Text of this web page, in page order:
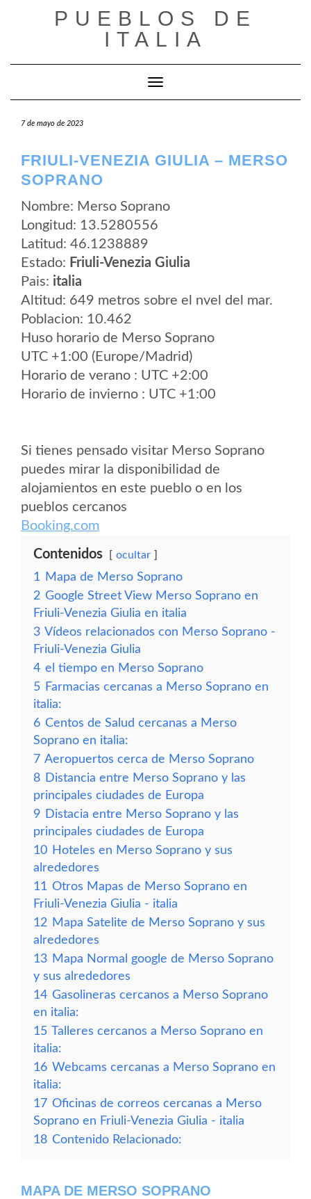
PUEBLOS DE
ITALIA
Cambiar modo de navegación
7 de mayo de 2023
FRIULI-VENEZIA GIULIA – MERSO
SOPRANO
Nombre: Merso Soprano
Longitud: 13.5280556
Latitud: 46.1238889
Estado: Friuli-Venezia Giulia
Pais: italia
Altitud: 649 metros sobre el nvel del mar.
Poblacion: 10.462
Huso horario de Merso Soprano
UTC +1:00 (Europe/Madrid)
Horario de verano : UTC +2:00
Horario de invierno : UTC +1:00
Si tienes pensado visitar Merso Soprano
puedes mirar la disponibilidad de
alojamientos en este pueblo o en los
pueblos cercanos
Booking.com
Contenidos ocultar
1
Mapa de Merso Soprano
2 Google Street View Merso Soprano en
Friuli-Venezia Giulia en italia
3 Vídeos relacionados con Merso Soprano -
Friuli-Venezia Giulia
4 el tiempo en Merso Soprano
5 Farmacias cercanas a Merso Soprano en
italia:
6 Centos de Salud cercanas a Merso
Soprano en italia:
7 Aeropuertos cerca de Merso Soprano
8 Distancia entre Merso Soprano y las
principales ciudades de Europa
9 Distacia entre Merso Soprano y las
principales ciudades de Europa
10 Hoteles en Merso Soprano y sus
alrededores
11 Otros Mapas de Merso Soprano en
Friuli-Venezia Giulia - italia
12 Mapa Satelite de Merso Soprano y sus
alrededores
13 Mapa Normal google de Merso Soprano
y sus alrededores
14 Gasolineras cercanos a Merso Soprano
en italia:
15 Talleres cercanos a Merso Soprano en
italia:
16 Webcams cercanas a Merso Soprano en
italia:
17 Oficinas de correos cercanas a Merso
Soprano en Friuli-Venezia Giulia - italia
18 Contenido Relacionado:
MAPA DE MERSO SOPRANO